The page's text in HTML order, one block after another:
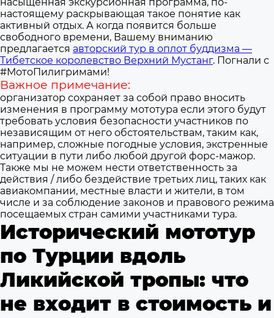
настоящему раскрывающая такое понятие как
активный отдых. А когда появится больше
свободного времени, Вашему вниманию
предлагается авторский тур в оплот буддизма —
Тибетское королевство Верхний Мустанг. Погнали с
#МотоПилигримами!
Важное примечание:
организатор сохраняет за собой право вносить
изменения в программу мототура если этого будут
требовать условия безопасности участников по
независящим от него обстоятельствам, таким как,
например, сложные погодные условия, экстренные
ситуации в пути либо любой другой форс-мажор.
Также мы не можем нести ответственность за
действия / либо бездействие третьих лиц, таких как
авиакомпании, местные власти и жители, в том
числе и за соблюдение законов и правового режима
посещаемых стран самими участниками тура.
Исторический мототур
по Турции вдоль
Ликийской тропы: что
не входит в стоимость и